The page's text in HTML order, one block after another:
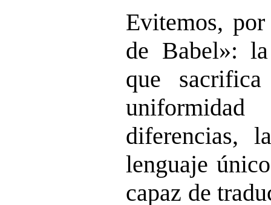
Evitemos,
de Babel»:
que
diferencias,
lenguaje
capaz de